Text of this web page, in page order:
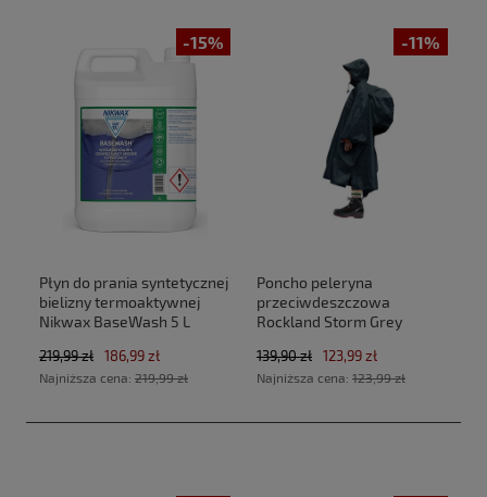
-15%
Płyn do prania syntetycznej
bielizny termoaktywnej
Nikwax BaseWash 5 L
219,99 zł 186,99 zł
Najniższa cena: 219,99 zł
-11%
Poncho peleryna
przeciwdeszczowa
Rockland Storm Grey
139,90 zł 123,99 zł
Najniższa cena: 123,99 zł